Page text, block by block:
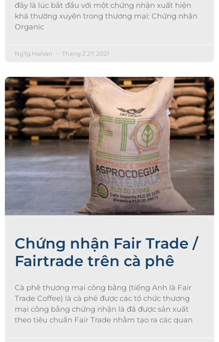
đây là lúc bắt đầu với một chứng nhận xuất hiện
khá thường xuyên trong thương mại: Chứng nhận
Organic
NgTg.HaiVan Tháng 2 27, 2021
Chứng nhận Fair Trade /
Fairtrade trên cà phê
Cà phê thương mại công bằng (tiếng Anh là Fair
Trade Coffee) là cà phê được các tổ chức thương
mại công bằng chứng nhận là đã được sản xuất
theo tiêu chuẩn Fair Trade nhằm tạo ra các quan